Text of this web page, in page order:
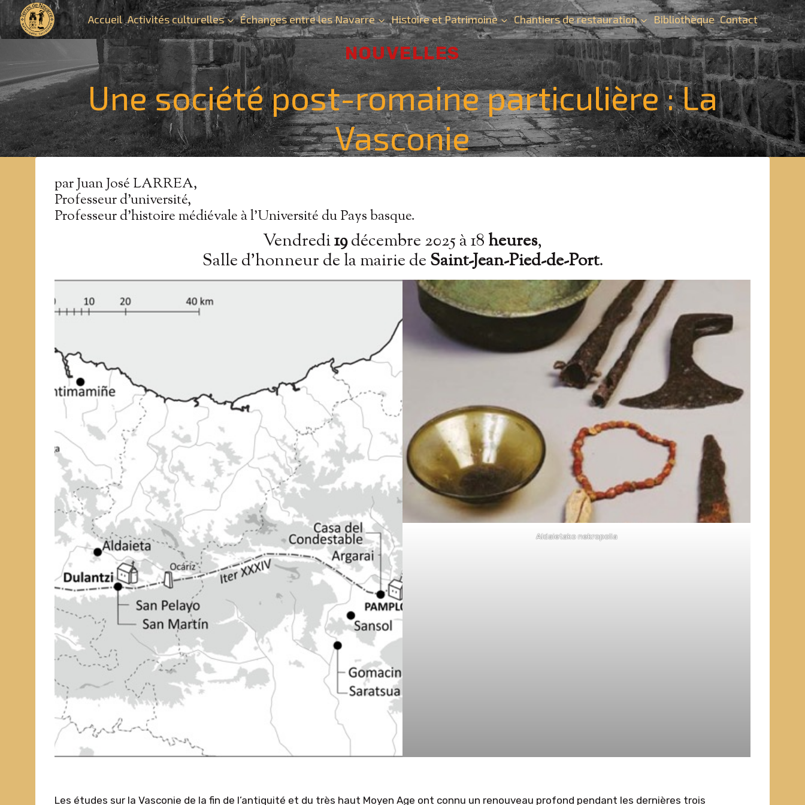
Aller
au
contenu
Accueil Activités culturelles Échanges entre les Navarre Histoire et Patrimoine Chantiers de restauration Bibliothèque Contact
NOUVELLES
Une société post-romaine particulière : La
Vasconie
par Juan José LARREA,
Professeur d’université,
Professeur d’histoire médiévale à l’Université du Pays basque.
Vendredi19décembre 2025 à 18 heures,
Salle d’honneur de la mairie de Saint-Jean-Pied-de-Port.
Aldaietako nekropolia
Les études sur la Vasconie de la fin de l’antiquité et du très haut Moyen Age ont connu un renouveau profond pendant les dernières trois